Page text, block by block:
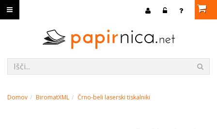
Domov BiromatXML Črno-beli laserski tiskalniki